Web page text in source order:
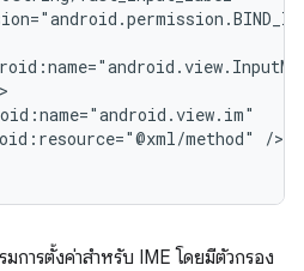
method"
/>
การตั้งค่าสำหรับ IME โดยมีตัวกรอง